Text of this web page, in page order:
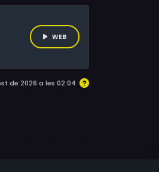
WEB
de 2026 a les 02:04